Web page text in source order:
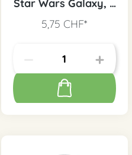
Star Wars Galaxy, 8
5,75 CHF*